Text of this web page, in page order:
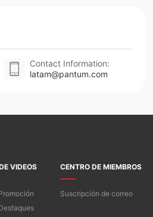
Contact Information:
latam@pantum.com
VIDEOS CENTRO DE MIEMBROS
Suscripción de correo